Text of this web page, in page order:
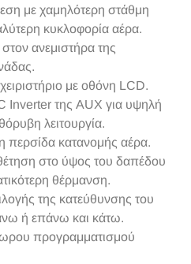
με χαμηλότερη στάθμη
κυκλοφορία αέρα.
ανεμιστήρα της
με οθόνη LCD.
Inverter της AUX για υψηλή
λειτουργία.
περσίδα κατανομής αέρα.
στο ύψος του δαπέδου
θέρμανση.
της κατεύθυνσης του
ή επάνω και κάτω.
προγραμματισμού